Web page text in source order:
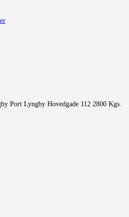
Port Lyngby Hovedgade 112 2800 Kgs.